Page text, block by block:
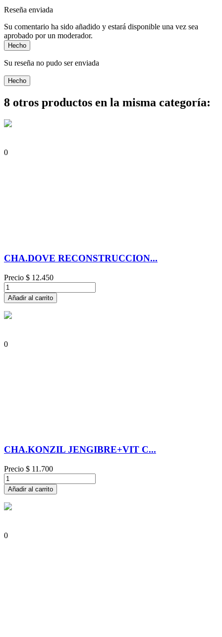
Reseña enviada
Su comentario ha sido añadido y estará disponible una vez sea
aprobado por un moderador.
Hecho
Su reseña no pudo ser enviada
Hecho
8 otros productos en la misma categoría:
0
CHA.DOVE RECONSTRUCCION...
Precio $ 12.450
Añadir al carrito
0
CHA.KONZIL JENGIBRE+VIT C...
Precio $ 11.700
Añadir al carrito
0